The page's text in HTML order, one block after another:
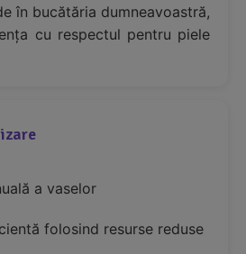
în bucătăria dumneavoastră,
cu respectul pentru piele
a vaselor
folosind resurse reduse